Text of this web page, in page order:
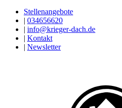
Stellenangebote
| 034656620
| info@krieger-dach.de
| Kontakt
| Newsletter